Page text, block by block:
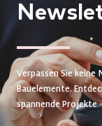
Verpassen Sie keine
Bauelemente.
spannende Projekte